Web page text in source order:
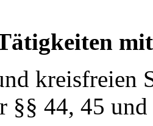
kreisfreien
§§ 44, 45